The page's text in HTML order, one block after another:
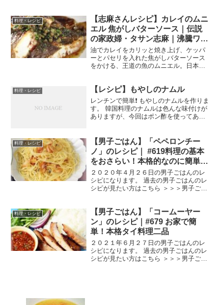
ー」というコーナーで、京都祇園で「納
豆創作料理 夏豆」...
料理・レシピ
【志麻さんレシピ】カレイのムニ
エル 焦がしバターソース｜伝説
の家政婦・タサン志麻｜沸騰ワー
ド１０
油でカレイをカリッと焼き上げ、ケッパ
ーとパセリを入れた焦がしバターソース
をかける、王道の魚のムニエル。日本の
日放送の沸騰ワード10の伝説の家政婦・
志麻さんのレシピ。
料理・レシピ 【レシピ】もやしのナムル
レンチンで簡単❗️ もやしのナムルを作りま
す。 韓国料理のナムルは色んな味付けが
ありますが、今回はポン酢を使ってあっ
らスープの素 小さじ1 ポン酢 大さじ
1《...
料理・レシピ
【男子ごはん】「ペペロンチー
ノ」のレシピ｜ #619料理の基本
をおさらい！本格的なのに簡単！
パスタ３種を伝授
２０２０年４月２６日の男子ごはんのレ
シピになります。 過去の男子ごはんのレ
シピが見たい方はこちら ＞＞＞男子ごは
００gにんにく ２片赤唐辛子(小口切
り) 小さじ1...
料理・レシピ
【男子ごはん】「コームーヤー
ン」のレシピ｜#679 お家で簡
単！本格タイ料理二品
２０２１年６月２７日の男子ごはんのレ
シピになります。 過去の男子ごはんのレ
シピが見たい方はこちら ＞＞＞男子ごは